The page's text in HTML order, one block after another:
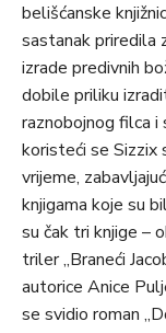
belišćanske
sastanak priredila
izrade predivnih
dobile priliku
raznobojnog filca
koristeći se Sizzix
vrijeme,
knjigama koje su
su čak tri knjige –
triler „Braneći
autorice Anice
se svidio roman